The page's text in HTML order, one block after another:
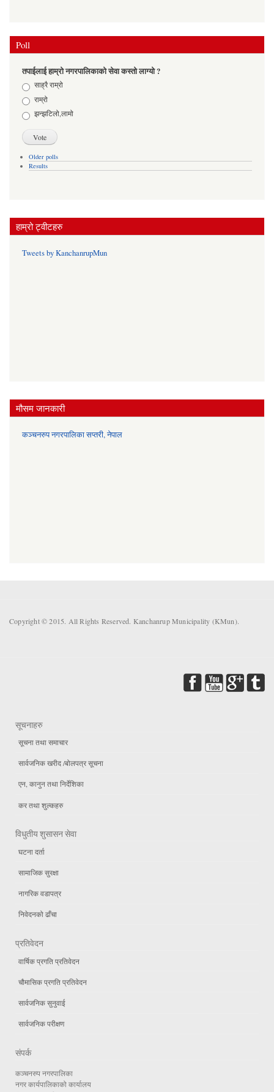
Poll
तपाईलाई हाम्रो नगरपालिकाको सेवा कस्तो लाग्यो ?
Choicesसाह्रै राम्रो
राम्रो
झन्झटिलो,लामो
Older polls
Results
हाम्रो ट्वीटहरु
Tweets by KanchanrupMun
मौसम जानकारी
कञ्चनरुप नगरपालिका सप्तरी, नेपाल
Copyright © 2015. All Rights Reserved. Kanchanrup Municipality (KMun).
सूचनाहरु
सूचना तथा समाचार
सार्वजनिक खरीद /बोलपत्र सूचना
एन, कानुन तथा निर्देशिका
कर तथा शुल्कहरु
विधुतीय शुसासन सेवा
घटना दर्ता
सामाजिक सुरक्षा
नागरिक वडापत्र
निवेदनको ढाँचा
प्रतिवेदन
वार्षिक प्रगति प्रतिवेदन
चौमासिक प्रगति प्रतिवेदन
सार्वजनिक सुनुवाई
सार्वजनिक परीक्षण
संपर्क
कञ्चनरुप नगरपालिका
नगर कार्यपालिकाको कार्यालय